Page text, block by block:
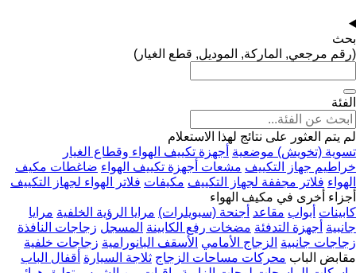
بحث
(رقم مرجعي, الماركة, الموديل, قطع الغيار)
الفئة
لم يتم العثور على نتائج لهذا الاستعلام
تسوية (تخويش) موضعية أجهزة تكييف الهواء وقطاع الغيار
خراطيم جهاز التكييف مشعات أجهزة تكييف الهواء ضاغطات مكيف
الهواء فلاتر مجففة لجهاز التكييف مكيفات فلاتر الهواء لجهاز التكييف
أجزاء أخرى في مكيف الهواء
كابينات أبواب مقاعد أجنحة (سبويلرات) مرايا الرؤية الخلفية مرايا
جانبية أجهزة التدفئة مضخات رفع الكابينة المسجل زجاجات النافذة
زجاجات جانبية الزجاج الأمامي الأسقف البانورامية زجاجات خلفية
مقابض الباب محركات مساحات الزجاج ثلاجة السيارة أقفال الباب